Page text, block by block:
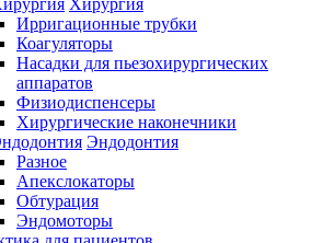
Хирургия
Ирригационные трубки
Коагуляторы
Насадки для пьезохирургических
аппаратов
Физиодиспенсеры
Хирургические наконечники
Эндодонтия
Разное
Апекслокаторы
Обтурация
Эндомоторы